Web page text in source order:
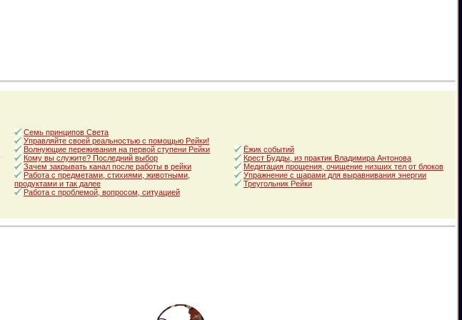
Семь принципов Света
Управляйте своей реальностью с помощью Рейки!
Волнующие переживания на первой ступени Рейки
Кому вы служите? Последний выбор
Зачем закрывать канал после работы в рейки
Работа с предметами, стихиями, животными,
продуктами и так далее
Работа с проблемой, вопросом, ситуацией
Ёжик событий
Крест Будды, из практик Владимира Антонова
Медитация прощения, очищение низших тел от блоков
Упражнение с шарами для выравнивания энергии
Треугольник Рейки